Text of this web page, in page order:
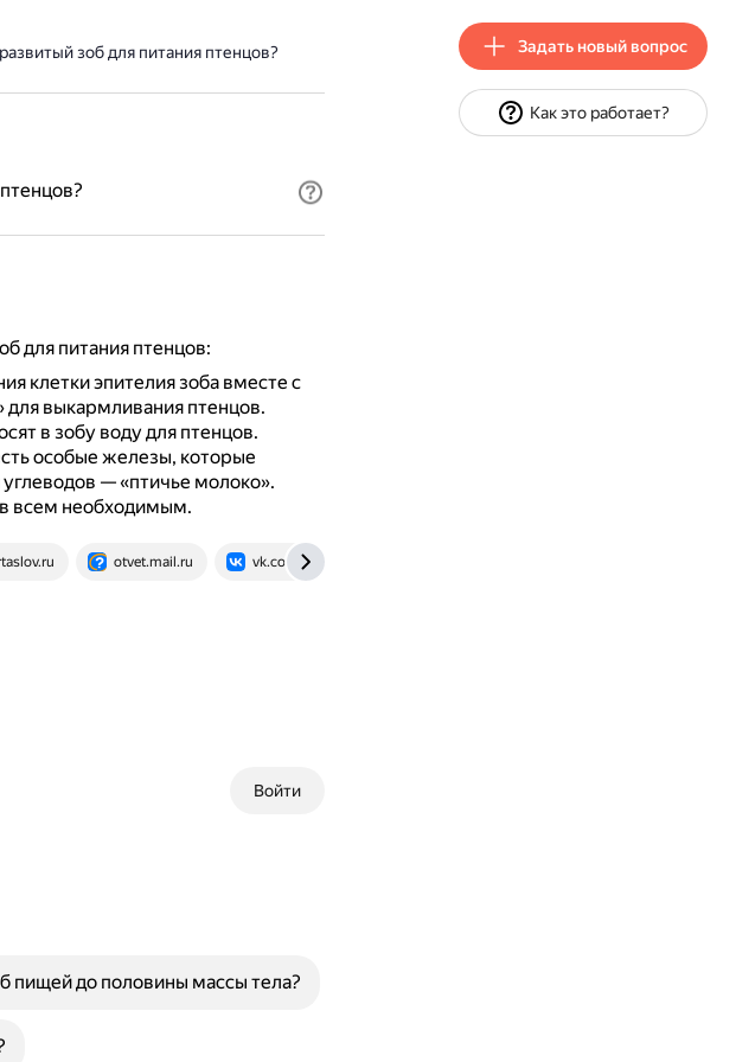
зоб для питания птенцов?
для питания птенцов:
клетки эпителия зоба вместе с
выкармливания птенцов.
в зобу воду для птенцов.
особые железы, которые
— «птичье молоко».
всем необходимым.
otvet.mail.ru vk.com
Войти
пищей до половины массы тела?
Задать новый вопрос
Как это работает?